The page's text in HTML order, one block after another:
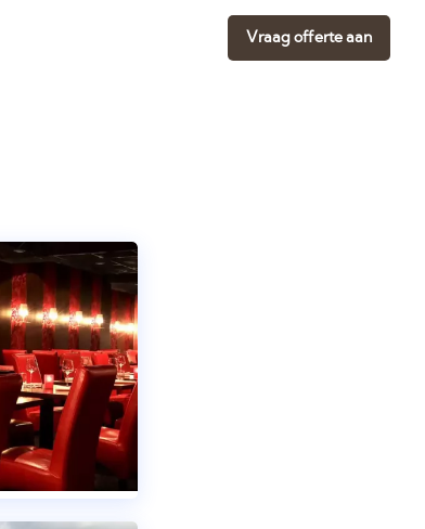
Vraag offerte aan